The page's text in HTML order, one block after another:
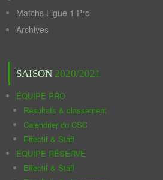
Matchs Ligue 1 Pro
Archives
SAISON 2020/2021
ÉQUIPE PRO
Résultats & classement
Calendrier du CSC
Effectif & Staff
ÉQUIPE RÉSERVE
Effectif & Staff